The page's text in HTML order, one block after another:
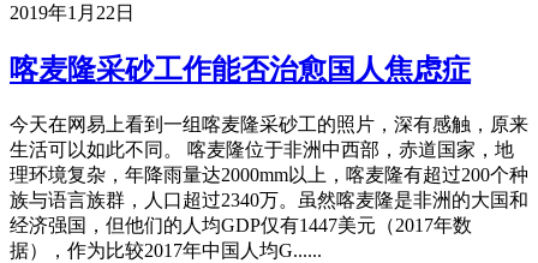
2019年1月22日
喀麦隆采砂工作能否治愈国人焦虑症
今天在网易上看到一组喀麦隆采砂工的照片，深有感触，原来
生活可以如此不同。 喀麦隆位于非洲中西部，赤道国家，地
理环境复杂，年降雨量达2000mm以上，喀麦隆有超过200个种
族与语言族群，人口超过2340万。虽然喀麦隆是非洲的大国和
经济强国，但他们的人均GDP仅有1447美元（2017年数
据），作为比较2017年中国人均G......